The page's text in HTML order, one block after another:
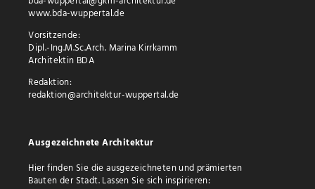
www.bda-wuppertal.de
Vorsitzende:
Dipl.-Ing.M.Sc.Arch. Marina Kirrkamm
Architektin BDA
Redaktion:
redaktion@architektur-wuppertal.de
Ausgezeichnete Architektur
Hier finden Sie die ausgezeichneten und prämierten
Bauten der Stadt. Lassen Sie sich inspirieren: